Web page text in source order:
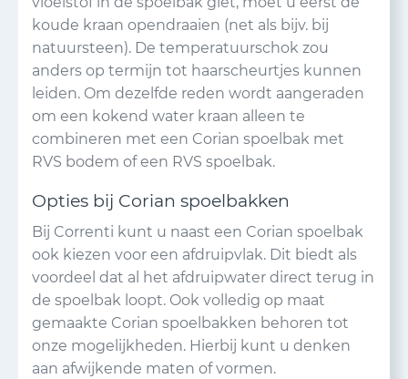
koude kraan opendraaien (net als bijv. bij
natuursteen). De temperatuurschok zou
anders op termijn tot haarscheurtjes kunnen
leiden. Om dezelfde reden wordt aangeraden
om een kokend water kraan alleen te
combineren met een Corian spoelbak met
RVS bodem of een RVS spoelbak.
Opties bij Corian spoelbakken
Bij Correnti kunt u naast een Corian spoelbak
ook kiezen voor een afdruipvlak. Dit biedt als
voordeel dat al het afdruipwater direct terug in
de spoelbak loopt. Ook volledig op maat
gemaakte Corian spoelbakken behoren tot
onze mogelijkheden. Hierbij kunt u denken
aan afwijkende maten of vormen.